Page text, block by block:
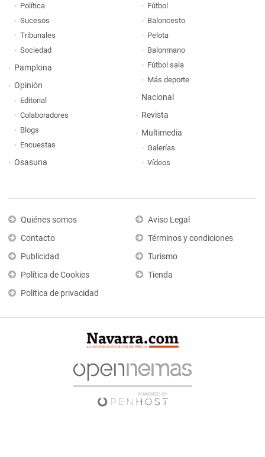
Política
Sucesos
Tribunales
Sociedad
Pamplona
Opinión
Editorial
Colaboradores
Blogs
Encuestas
Osasuna
Fútbol
Baloncesto
Pelota
Balonmano
Fútbol sala
Más deporte
Nacional
Revista
Multimedia
Galerías
Vídeos
Quiénes somos
Contacto
Publicidad
Política de Cookies
Política de privacidad
Aviso Legal
Términos y condiciones
Turismo
Tienda